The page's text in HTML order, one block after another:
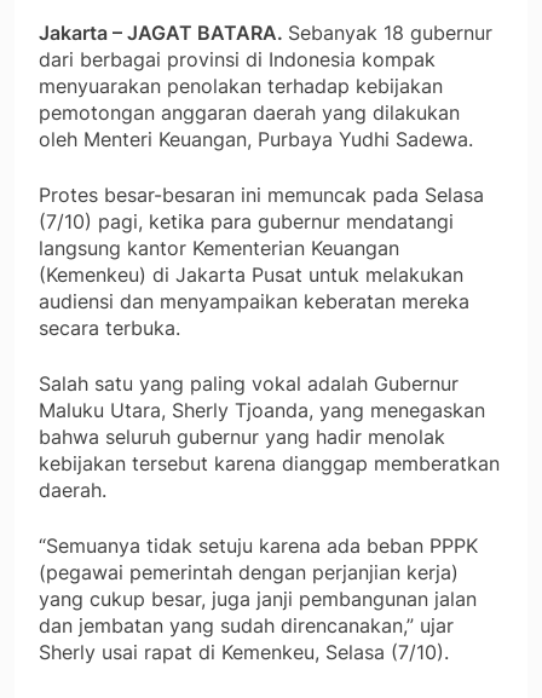
Jakarta – JAGAT BATARA. Sebanyak 18 gubernur
dari berbagai provinsi di Indonesia kompak
menyuarakan penolakan terhadap kebijakan
pemotongan anggaran daerah yang dilakukan
oleh Menteri Keuangan, Purbaya Yudhi Sadewa.
Protes besar-besaran ini memuncak pada Selasa
(7/10) pagi, ketika para gubernur mendatangi
langsung kantor Kementerian Keuangan
(Kemenkeu) di Jakarta Pusat untuk melakukan
audiensi dan menyampaikan keberatan mereka
secara terbuka.
Salah satu yang paling vokal adalah Gubernur
Maluku Utara, Sherly Tjoanda, yang menegaskan
bahwa seluruh gubernur yang hadir menolak
kebijakan tersebut karena dianggap memberatkan
daerah.
“Semuanya tidak setuju karena ada beban PPPK
(pegawai pemerintah dengan perjanjian kerja)
yang cukup besar, juga janji pembangunan jalan
dan jembatan yang sudah direncanakan,” ujar
Sherly usai rapat di Kemenkeu, Selasa (7/10).